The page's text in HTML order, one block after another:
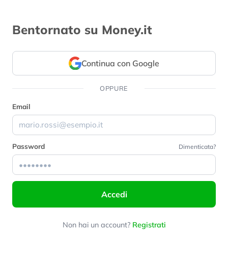
Bentornato su Money.it
Continua con Google
OPPURE
Email
Password Dimenticata?
Accedi
Non hai un account? Registrati